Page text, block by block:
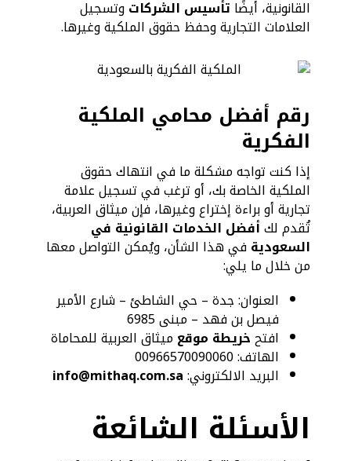
القانونية، أيضًا تأسيس الشركاتوتسجيل
العلامات التجارية وحفظ حقوق الملكية وغيرها.
رقم أفضل محامي الملكية
الفكرية
إذا كنت تواجه مشكلة ما في انتهاك حقوق
الملكية الخاصة بك، أو ترغب في تسجيل علامة
تجارية أو براءة إختراع وغيرها، فإن ميثاق العربية،
تُقدم لكأفضل الخدمات القانونية في
السعوديةفي هذا الشأن، ويُمكن التواصل معها
من خلال ما يلي:
العنوان: جدة – حي الشاطئ – شارع الأمير
فيصل بن فهد – مبنى 6985
افتحخريطة موقع ميثاق العربية للمحاماة
الهاتف: 00966570090060
البريد الالكتروني:info@mithaq.com.sa
الأسئلة الشائعة